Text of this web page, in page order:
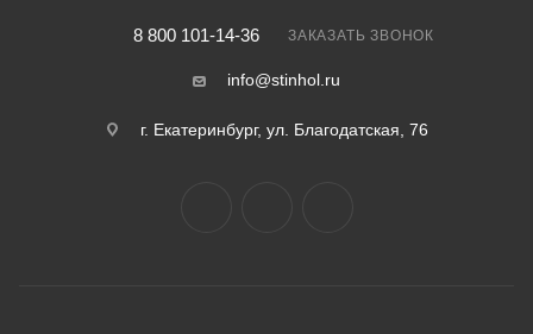
8 800 101-14-36 ЗАКАЗАТЬ ЗВОНОК
info@stinhol.ru
г. Екатеринбург, ул. Благодатская, 76